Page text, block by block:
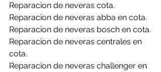
Reparacion de neveras cota.
Reparacion de neveras abba en cota.
Reparacion de neveras bosch en cota.
Reparacion de neveras centrales en
cota.
Reparacion de neveras challenger en